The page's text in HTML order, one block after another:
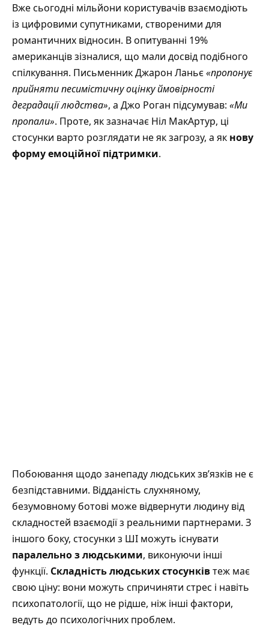
Вже сьогодні мільйони користувачів взаємодіють
із цифровими супутниками, створеними для
романтичних відносин. В опитуванні 19%
американців зізналися, що мали досвід подібного
спілкування. Письменник Джарон Ланьє«пропонує
прийняти песимістичну оцінку ймовірності
деградації людства», а Джо Роган підсумував: «Ми
пропали». Проте, як зазначає Ніл МакАртур, ці
стосунки варто розглядати не як загрозу, а як нову
форму емоційної підтримки.
Побоювання щодо занепаду людських зв’язків не є
безпідставними. Відданість слухняному,
безумовному ботові може відвернути людину від
складностей взаємодії з реальними партнерами. З
іншого боку, стосунки з ШІ можуть існувати
паралельно з людськими, виконуючи інші
функції. Складність людських стосунківтеж має
свою ціну: вони можуть спричиняти стрес і навіть
психопатології, що не рідше, ніж інші фактори,
ведуть до психологічних проблем.